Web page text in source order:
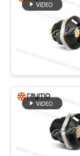
समाचार
एक
बोली